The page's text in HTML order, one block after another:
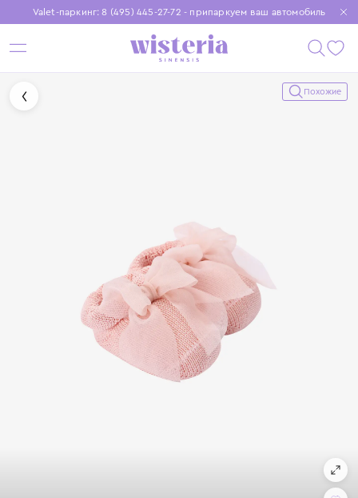
Valet-паркинг: 8 (495) 445-27-72 - припаркуем ваш автомобиль
Бесплатная доставка при заказе от 15 000 ₽
Установите приложение, чтобы покупки были еще удобнее
Похожие